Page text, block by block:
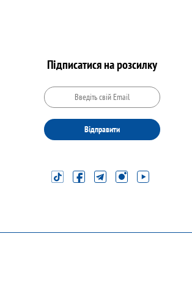
Підписатися на розсилку
Відправити